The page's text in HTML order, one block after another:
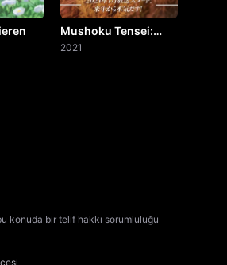
Mushoku Tensei:
Isekai Ittara Honki
2021
konuda bir telif hakkı sorumluluğu